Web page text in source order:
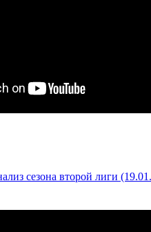
сезона второй лиги